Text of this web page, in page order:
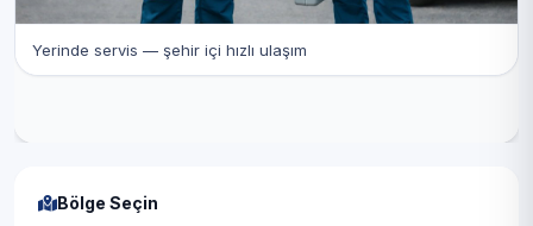
Yerinde servis — şehir içi hızlı ulaşım
Bölge Seçin